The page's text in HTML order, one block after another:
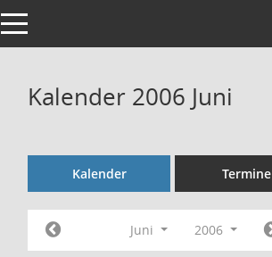
Toggle navigation
Kalender 2006 Juni
Kalender Termine
Juni 2006